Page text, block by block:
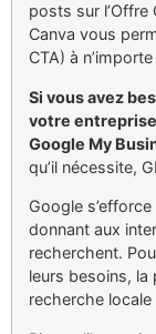
posts sur
Canva vous
CTA) à
Si vous avez
votre
Google My
qu’il nécessite,
Google
donnant aux
recherchent.
leurs besoins, la
recherche